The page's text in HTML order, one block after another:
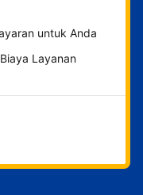
untuk Anda
Layanan